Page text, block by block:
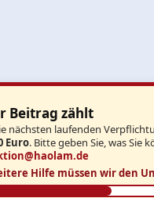
Beitrag zählt
nächsten laufenden
Euro. Bitte geben Sie, was Sie
Hilfe müssen wir den